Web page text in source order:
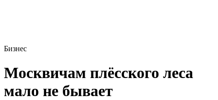
Бизнес
Москвичам плёсского леса
мало не бывает